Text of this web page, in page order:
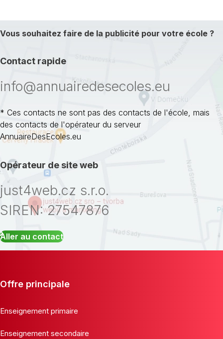
Vous souhaitez faire de la publicité pour votre école ?
Contact rapide
info@annuairedesecoles.eu
* Ces contacts ne sont pas des contacts de l'école, mais
des contacts de l'opérateur du serveur
AnnuaireDesEcoles.eu
Opérateur de site web
just4web.cz s.r.o.
SIREN: 27547876
Aller au contact
Offre principale
Enseignement primaire
Enseignement secondaire